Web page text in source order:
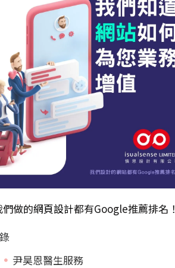
們做的網頁設計都有Google推薦排名！
尹昊恩醫生服務